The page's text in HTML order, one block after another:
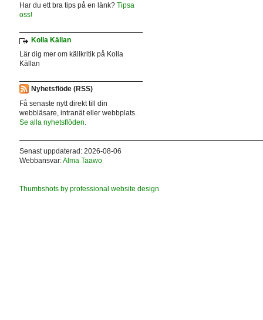
Har du ett bra tips på en länk? Tipsa
oss!
Kolla Källan
Lär dig mer om källkritik på Kolla
Källan
Nyhetsflöde (RSS)
Få senaste nytt direkt till din
webbläsare, intranät eller webbplats.
Se alla nyhetsflöden.
Senast uppdaterad: 2026-08-06
Webbansvar:Alma Taawo
Thumbshots by professional website design